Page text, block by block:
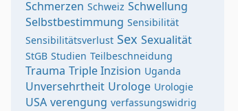
Schmerzen Schweiz Schwellung
Selbstbestimmung Sensibilität
Sensibilitätsverlust Sex Sexualität
StGB Studien Teilbeschneidung
Trauma Triple Inzision Uganda
Unversehrtheit Urologe Urologie
USA verengung verfassungswidrig